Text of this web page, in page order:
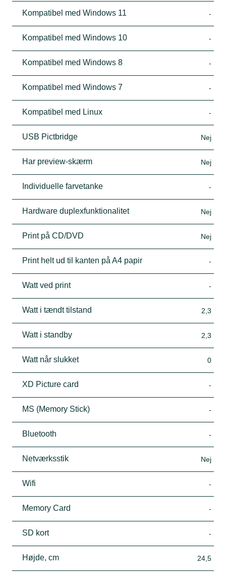
Kompatibel med Windows 11 -
Kompatibel med Windows 10 -
Kompatibel med Windows 8 -
Kompatibel med Windows 7 -
Kompatibel med Linux -
USB Pictbridge Nej
Har preview-skærm Nej
Individuelle farvetanke -
Hardware duplexfunktionalitet Nej
Print på CD/DVD Nej
Print helt ud til kanten på A4 papir -
Watt ved print -
Watt i tændt tilstand 2,3
Watt i standby 2,3
Watt når slukket 0
XD Picture card -
MS (Memory Stick) -
Bluetooth -
Netværksstik Nej
Wifi -
Memory Card -
SD kort -
Højde, cm 24,5